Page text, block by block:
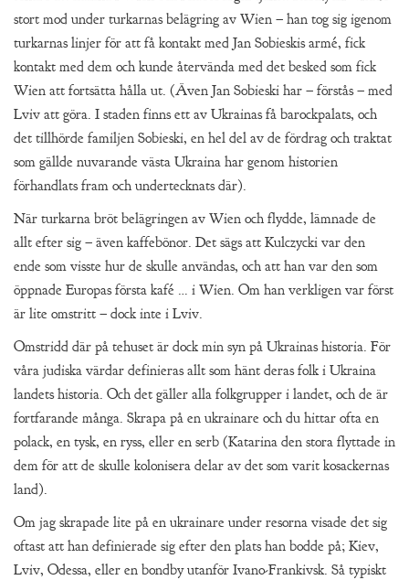
stort mod under turkarnas belägring av Wien – han tog sig igenom
turkarnas linjer för att få kontakt med Jan Sobieskis armé, fick
kontakt med dem och kunde återvända med det besked som fick
Wien att fortsätta hålla ut. (Även Jan Sobieski har – förstås – med
Lviv att göra. I staden finns ett av Ukrainas få barockpalats, och
det tillhörde familjen Sobieski, en hel del av de fördrag och traktat
som gällde nuvarande västa Ukraina har genom historien
förhandlats fram och undertecknats där).
När turkarna bröt belägringen av Wien och flydde, lämnade de
allt efter sig – även kaffebönor. Det sägs att Kulczycki var den
ende som visste hur de skulle användas, och att han var den som
öppnade Europas första kafé … i Wien. Om han verkligen var först
är lite omstritt – dock inte i Lviv.
Omstridd där på tehuset är dock min syn på Ukrainas historia. För
våra judiska värdar definieras allt som hänt deras folk i Ukraina
landets historia. Och det gäller alla folkgrupper i landet, och de är
fortfarande många. Skrapa på en ukrainare och du hittar ofta en
polack, en tysk, en ryss, eller en serb (Katarina den stora flyttade in
dem för att de skulle kolonisera delar av det som varit kosackernas
land).
Om jag skrapade lite på en ukrainare under resorna visade det sig
oftast att han definierade sig efter den plats han bodde på; Kiev,
Lviv, Odessa, eller en bondby utanför Ivano-Frankivsk. Så typiskt